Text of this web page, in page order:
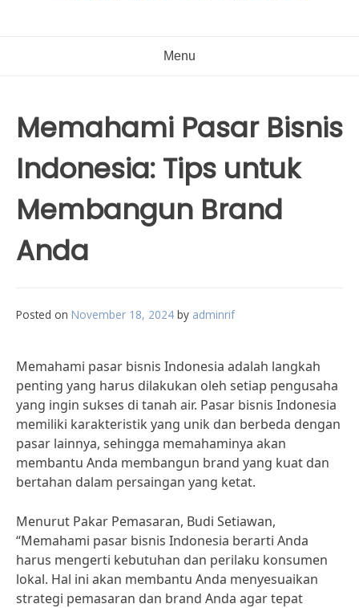
Menu
Memahami Pasar Bisnis
Indonesia: Tips untuk
Membangun Brand
Anda
Posted on November 18, 2024 by adminrif
Memahami pasar bisnis Indonesia adalah langkah
penting yang harus dilakukan oleh setiap pengusaha
yang ingin sukses di tanah air. Pasar bisnis Indonesia
memiliki karakteristik yang unik dan berbeda dengan
pasar lainnya, sehingga memahaminya akan
membantu Anda membangun brand yang kuat dan
bertahan dalam persaingan yang ketat.
Menurut Pakar Pemasaran, Budi Setiawan,
“Memahami pasar bisnis Indonesia berarti Anda
harus mengerti kebutuhan dan perilaku konsumen
lokal. Hal ini akan membantu Anda menyesuaikan
strategi pemasaran dan brand Anda agar tepat